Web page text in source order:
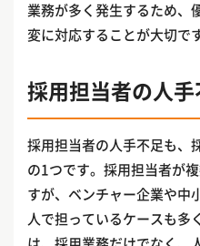
業務が多く発生するため、
変に対応することが大切で
採用担当者の人手
採用担当者の人手不足も、
の1つです。採用担当者が
すが、ベンチャー企業や中
人で担っているケースも多